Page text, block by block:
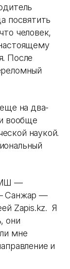
посвятить
человек,
После
на два-
вообще
наукой.
—
Санжар —
Zapis.kz. Я
они
мне
и